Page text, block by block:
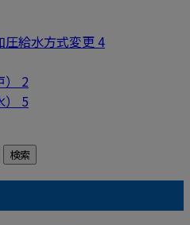
圧給水方式変更4
2
5